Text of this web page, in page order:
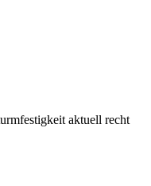
aktuell recht